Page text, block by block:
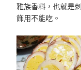
雅族香料，也就是
飾用不能吃。